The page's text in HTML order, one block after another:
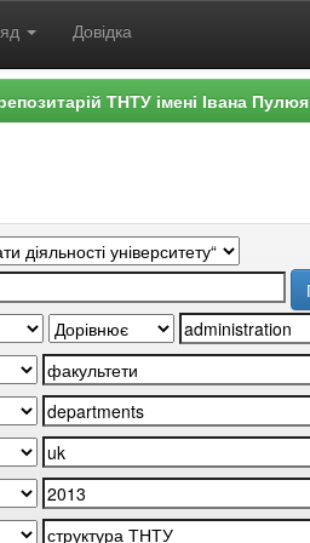
Довідка
ТНТУ імені Івана Пулюя